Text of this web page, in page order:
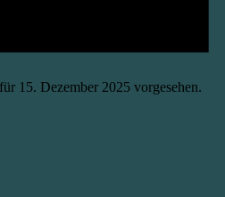
15. Dezember 2025 vorgesehen.